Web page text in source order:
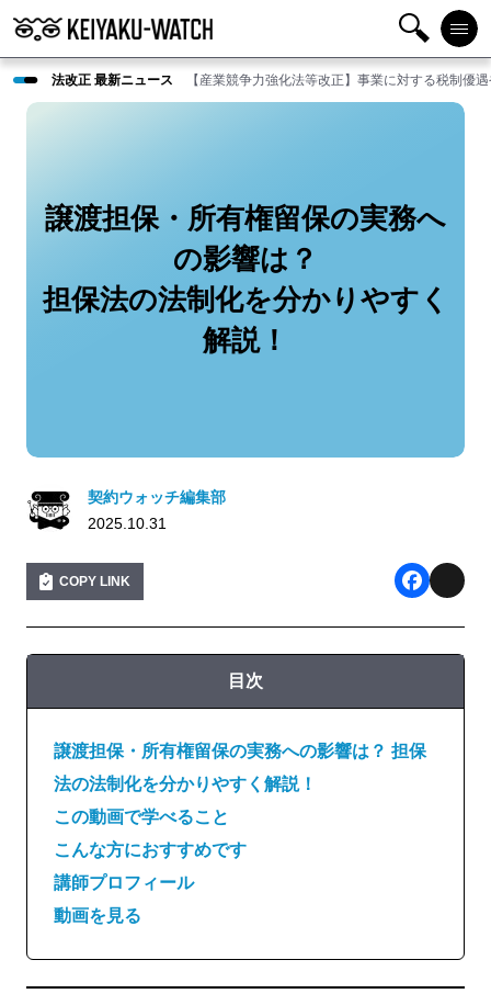
検
索
メニ
ュー
法改正 最新ニュース 【産業競争力強化法等改正】事業に対する税制優
譲渡担保・所有権留保の実務へ
の影響は？
担保法の法制化を分かりやすく
解説！
契約ウォッチ編集部
2025.10.31
COPY LINK
a
e
b
目次
譲渡担保・所有権留保の実務への影響は？ 担保
法の法制化を分かりやすく解説！
この動画で学べること
こんな方におすすめです
講師プロフィール
動画を見る